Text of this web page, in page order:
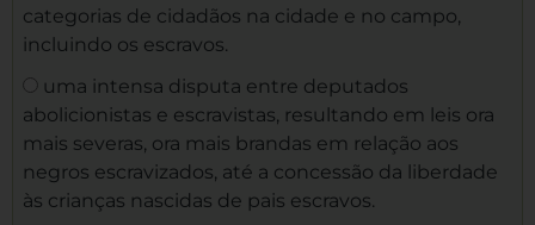
categorias de cidadãos na cidade e no campo,
incluindo os escravos.
uma intensa disputa entre deputados
abolicionistas e escravistas, resultando em leis ora
mais severas, ora mais brandas em relação aos
negros escravizados, até a concessão da liberdade
às crianças nascidas de pais escravos.